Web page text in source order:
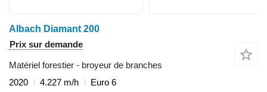
Albach Diamant 200
Prix sur demande
Matériel forestier - broyeur de branches
2020
4.227 m/h
Euro 6